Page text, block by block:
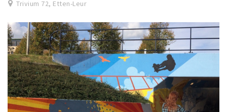
Trivium 72, Etten-Leur